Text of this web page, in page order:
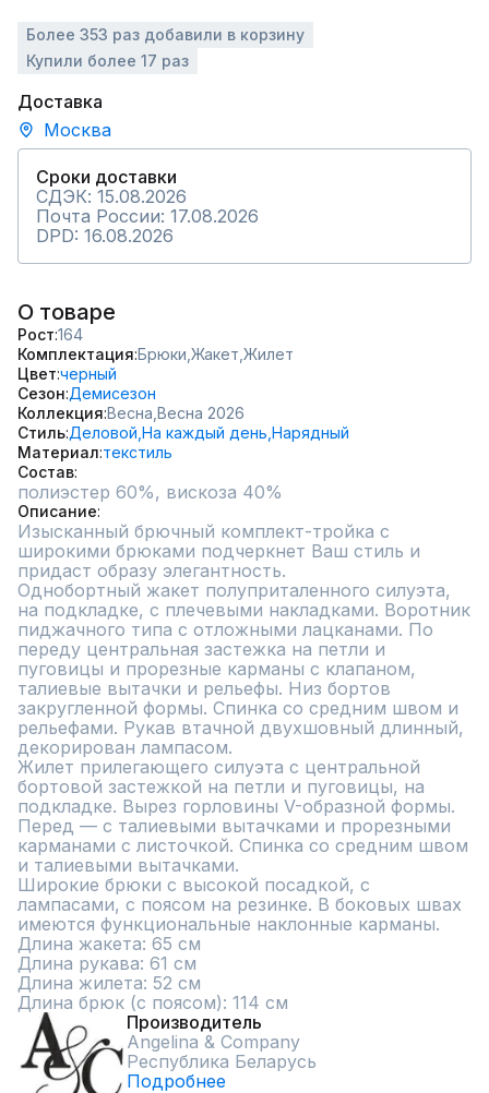
Более 353 раз добавили в корзину
Купили более 17 раз
Доставка
Москва
Сроки доставки
СДЭК: 15.08.2026
Почта России: 17.08.2026
DPD: 16.08.2026
О товаре
Рост 164
Комплектация Брюки, Жакет, Жилет
Цвет черный
Сезон Демисезон
Коллекция Весна, Весна 2026
Стиль Деловой, На каждый день, Нарядный
Материал текстиль
Состав
полиэстер 60%, вискоза 40%
Описание
Изысканный брючный комплект-тройка с
широкими брюками подчеркнет Ваш стиль и
придаст образу элегантность.
Однобортный жакет полуприталенного силуэта,
на подкладке, с плечевыми накладками. Воротник
пиджачного типа с отложными лацканами. По
переду центральная застежка на петли и
пуговицы и прорезные карманы с клапаном,
талиевые вытачки и рельефы. Низ бортов
закругленной формы. Спинка со средним швом и
рельефами. Рукав втачной двухшовный длинный,
декорирован лампасом.
Жилет прилегающего силуэта с центральной
бортовой застежкой на петли и пуговицы, на
подкладке. Вырез горловины V-образной формы.
Перед — с талиевыми вытачками и прорезными
карманами с листочкой. Спинка со средним швом
и талиевыми вытачками.
Широкие брюки с высокой посадкой, с
лампасами, с поясом на резинке. В боковых швах
имеются функциональные наклонные карманы.
Длина жакета: 65 см
Длина рукава: 61 см
Длина жилета: 52 см
Длина брюк (с поясом): 114 см
Производитель
Angelina & Сompany
Республика Беларусь
Подробнее